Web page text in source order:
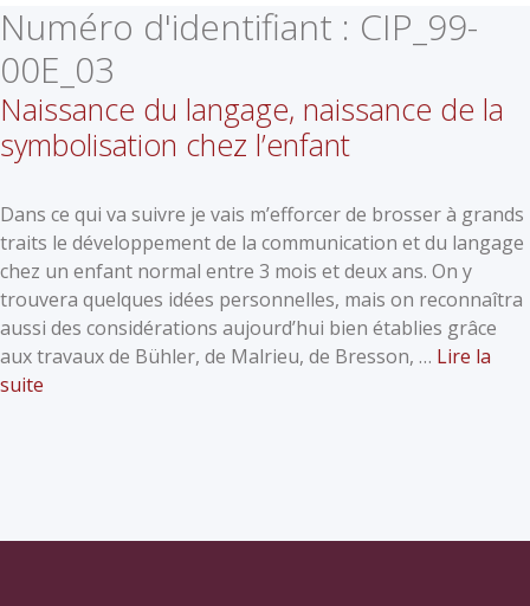
Numéro d'identifiant : CIP_99-
00E_03
Naissance du langage, naissance de la
symbolisation chez l’enfant
Dans ce qui va suivre je vais m’efforcer de brosser à grands
traits le développement de la communication et du langage
chez un enfant normal entre 3 mois et deux ans. On y
trouvera quelques idées personnelles, mais on reconnaîtra
aussi des considérations aujourd’hui bien établies grâce
aux travaux de Bühler, de Malrieu, de Bresson, … Lire la
suite